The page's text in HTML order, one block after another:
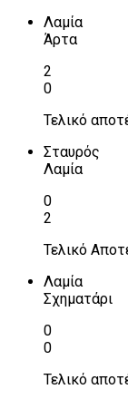
Λαμία
Άρτα
2
0
Τελικό
Σταυρός
Λαμία
0
2
Τελικό
Λαμία
Σχηματάρι
0
0
Τελικό